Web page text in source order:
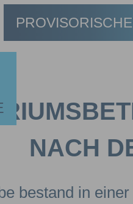
NACH
bestand in